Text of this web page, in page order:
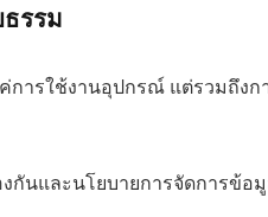
รรม
การใช้งานอุปกรณ์ แต่รวมถึงก
กันและนโยบายการจัดการข้อ